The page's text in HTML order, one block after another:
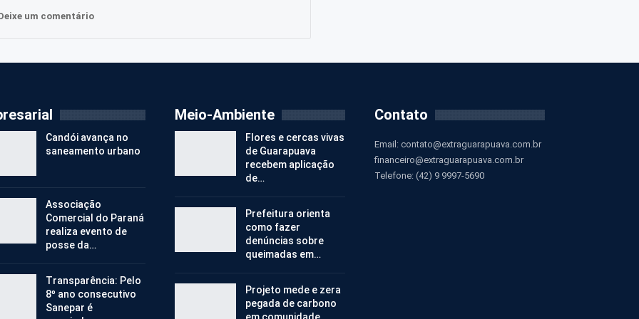
um comentário
Candói avança no
saneamento urbano
Associação
Comercial do Paraná
realiza evento de
posse da…
Transparência: Pelo
8º ano consecutivo
Sanepar é
Meio-Ambiente
Flores e cercas vivas
de Guarapuava
recebem aplicação
de…
Prefeitura orienta
como fazer
denúncias sobre
queimadas em…
Projeto mede e zera
pegada de carbono
em comunidade
Contato
Email: contato@extraguarapuava.com.br
financeiro@extraguarapuava.com.br
Telefone: (42) 9 9997-5690